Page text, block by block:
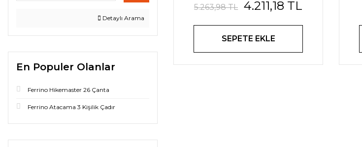
Detaylı Arama
En Populer Olanlar
Ferrino Hikemaster 26 Çanta
Ferrino Atacama 3 Kişilik Çadır
5.263,98 TL 4.211,18 TL
SEPETE EKLE